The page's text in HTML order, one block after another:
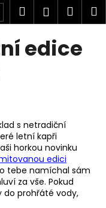
Hledat
edice
s netradiční
letní kapři
horkou novinku
edici
tebe namíchal sám
za vše. Pokud
do prohřáté vody,